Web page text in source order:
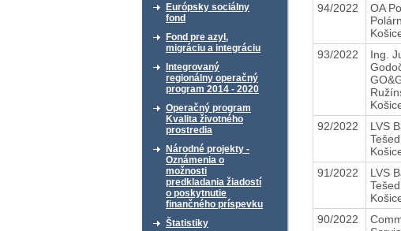
Európsky sociálny
fond
Fond pre azyl,
migráciu a integráciu
Integrovaný
regionálny operačný
program 2014 - 2020
Operačný program
Kvalita životného
prostredia
Národné projekty -
Oznámenia o
možnosti
predkladania žiadostí
o poskytnutie
finančného príspevku
Štatistiky
94/2022
OA
93/2022
Ing.
92/2022
LVS
91/2022
LVS
90/2022